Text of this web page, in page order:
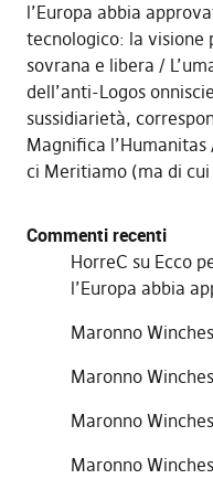
l’Europa abbia
tecnologico: la visione
sovrana e libera
dell’anti-Logos
sussidiarietà,
Magnifica l’Humanitas
ci Meritiamo (ma di
Commenti recenti
HorreC su Ecco
l’Europa abbia
Maronno
Maronno
Maronno
Maronno